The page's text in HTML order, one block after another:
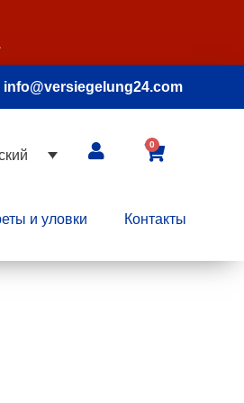
0
и уловки Контакты